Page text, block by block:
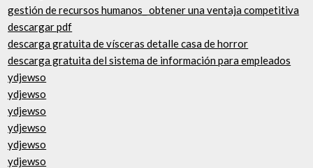
gestión de recursos humanos_ obtener una ventaja competitiva
descargar pdf
descarga gratuita de vísceras detalle casa de horror
descarga gratuita del sistema de información para empleados
ydjewso
ydjewso
ydjewso
ydjewso
ydjewso
ydjewso